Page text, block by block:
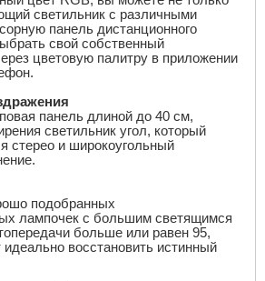
светильник с различными
панель дистанционного
свой собственный
цветовую палитру в приложении
панель длиной до 40 см,
светильник угол, который
стерео и широкоугольный
подобранных
лампочек с большим светящимся
больше или равен 95,
восстановить истинный